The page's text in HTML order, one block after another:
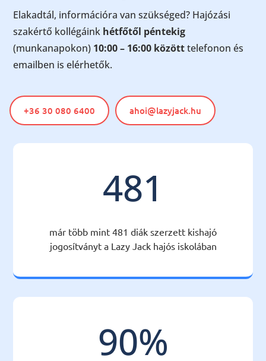
Elakadtál, információra van szükséged? Hajózási
szakértő kollégáink hétfőtől péntekig
(munkanapokon) 10:00 – 16:00 közötttelefonon és
emailben is elérhetők.
+36 30 080 6400 ahoi@lazyjack.hu
481
már több mint 481 diák szerzett kishajó
jogosítványt a Lazy Jack hajós iskolában
90%